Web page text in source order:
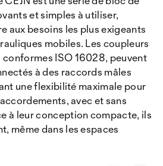
et simples à utiliser,
aux besoins les plus exigeants
mobiles. Les coupleurs
conformes ISO 16028, peuvent
à des raccords mâles
une flexibilité maximale pour
avec et sans
à leur conception compacte, ils
même dans les espaces